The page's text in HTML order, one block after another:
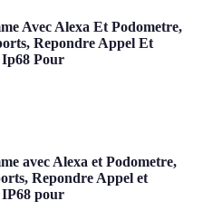
Avec Alexa Et Podometre,
Repondre Appel Et
Pour
avec Alexa et Podometre,
Repondre Appel et
pour